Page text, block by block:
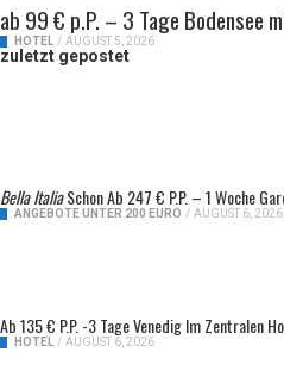
ab 99 € p.P. – 3 Tage Bodensee
HOTEL / AUGUST 5, 2026
zuletzt gepostet
Bella ItaliaSchon Ab 247 € P.P. – 1 Woche
ANGEBOTE UNTER 200 EURO / AUGUST 6, 2026
Ab 135 € P.P. -3 Tage Venedig Im Zentralen
HOTEL / AUGUST 6, 2026